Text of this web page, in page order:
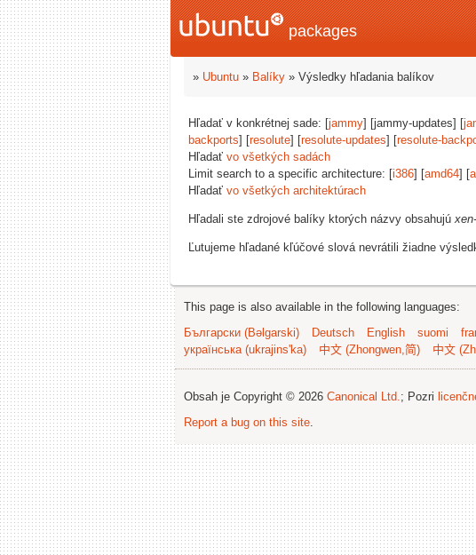
packages
» Ubuntu » Balíky » Výsledky hľadania balíkov
Hľadať v konkrétnej sade: [jammy] [jammy-updates] [
backports] [resolute] [resolute-updates] [resolute-
Hľadať vo všetkých sadách
Limit search to a specific architecture: [i386] [amd64] [
Hľadať vo všetkých architektúrach
Hľadali ste zdrojové balíky ktorých názvy obsahujú
Ľutujeme hľadané kľúčové slová nevrátili žiadne
This page is also available in the following languages:
Български (Bəlgarski)
Deutsch English suomi
українська (ukrajins'ka)
中文 (Zhongwen,简) 中文
Obsah je Copyright © 2026 Canonical Ltd.; Pozri
Report a bug on this site.